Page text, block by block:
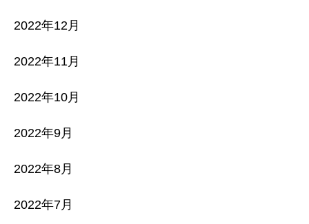
2022年12月
2022年11月
2022年10月
2022年9月
2022年8月
2022年7月